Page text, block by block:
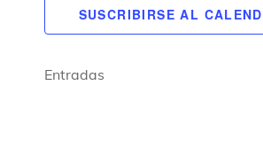
SUSCRIBIRSE AL
Entradas